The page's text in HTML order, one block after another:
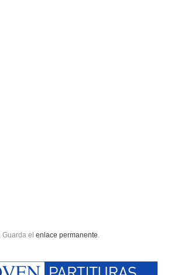
. Guarda el enlace permanente